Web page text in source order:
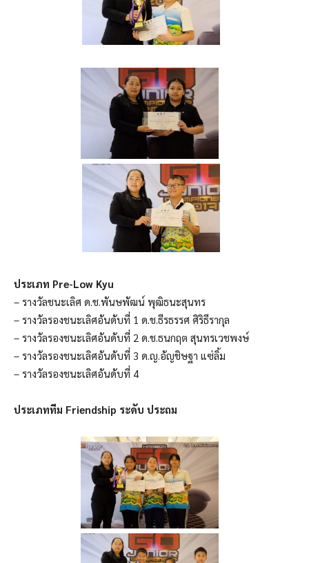
ประเภท Pre-Low Kyu
– รางวัลชนะเลิศ ด.ช.พันษพัฒน์ พุฒิธนะสุนทร
– รางวัลรองชนะเลิศอันดับที่ 1 ด.ช.ธีรธรรศ ศิริธีรากุล
– รางวัลรองชนะเลิศอันดับที่ 2 ด.ช.ธนกฤต สุนทรเวชพงษ์
– รางวัลรองชนะเลิศอันดับที่ 3 ด.ญ.อัญชิษฐา แซ่ลิ้ม
– รางวัลรองชนะเลิศอันดับที่ 4
ประเภททีม Friendship ระดับ ประถม